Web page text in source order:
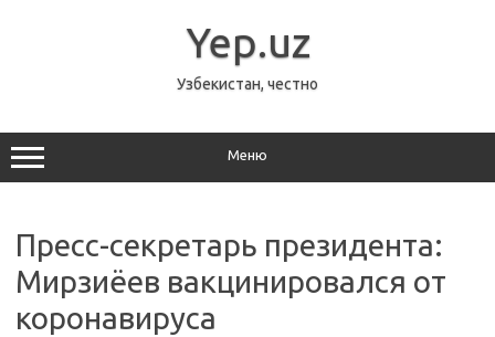
Yep.uz
Узбекистан, честно
Меню
Пресс-секретарь президента:
Мирзиёев вакцинировался от
коронавируса